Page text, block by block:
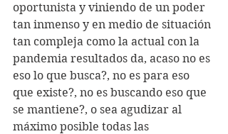
oportunista y viniendo de un poder
tan inmenso y en medio de situación
tan compleja como la actual con la
pandemia resultados da, acaso no es
eso lo que busca?, no es para eso
que existe?, no es buscando eso que
se mantiene?, o sea agudizar al
máximo posible todas las